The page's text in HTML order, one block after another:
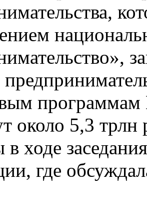
около 5,3
в ходе
где